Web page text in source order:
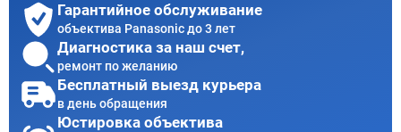
Гарантийное обслуживание
объектива Panasonic до 3 лет
Диагностика за наш счет,
ремонт по желанию
Бесплатный выезд курьера
в день обращения
Юстировка объектива